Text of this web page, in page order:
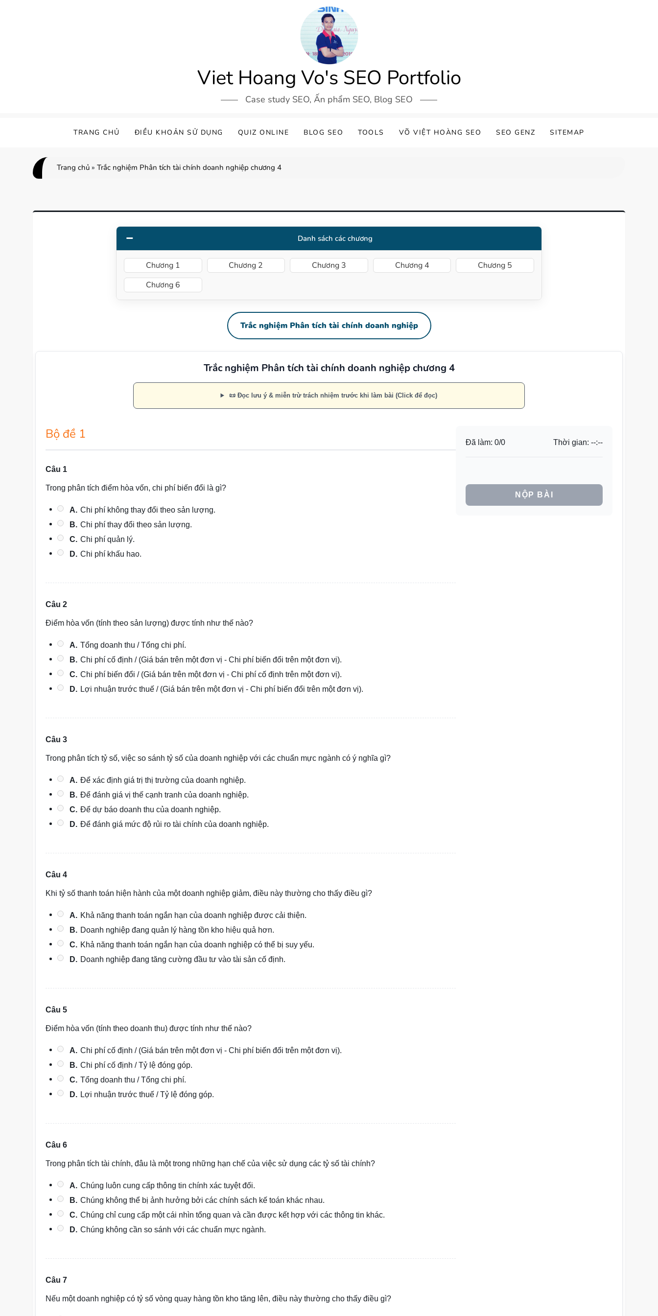
Viet Hoang Vo's SEO Portfolio
Case study SEO, Ấn phẩm SEO, Blog SEO
TRANG CHỦ ĐIỀU KHOẢN SỬ DỤNG QUIZ ONLINE BLOG SEO TOOLS VÕ VIỆT HOÀNG SEO SEO GENZ SITEMAP
Trang chủ »Trắc nghiệm Phân tích tài chính doanh nghiệp chương 4
Danh sách các chương
Chương 1 Chương 2 Chương 3 Chương 4
Chương 5
Chương 6
Trắc nghiệm Phân tích tài chính doanh nghiệp
Trắc nghiệm Phân tích tài chính doanh nghiệp chương 4
📜 Đọc lưu ý & miễn trừ trách nhiệm trước khi làm bài (Click để đọc)
Bộ đề 1
Câu 1
Trong phân tích điểm hòa vốn, chi phí biến đổi là gì?
A. Chi phí không thay đổi theo sản lượng.
B. Chi phí thay đổi theo sản lượng.
C. Chi phí quản lý.
D. Chi phí khấu hao.
Câu 2
Điểm hòa vốn (tính theo sản lượng) được tính như thế nào?
A. Tổng doanh thu / Tổng chi phí.
B. Chi phí cố định / (Giá bán trên một đơn vị - Chi phí biến đổi trên một đơn vị).
C. Chi phí biến đổi / (Giá bán trên một đơn vị - Chi phí cố định trên một đơn vị).
D. Lợi nhuận trước thuế / (Giá bán trên một đơn vị - Chi phí biến đổi trên một đơn vị).
Câu 3
Trong phân tích tỷ số, việc so sánh tỷ số của doanh nghiệp với các chuẩn mực ngành có ý nghĩa gì?
A. Để xác định giá trị thị trường của doanh nghiệp.
B. Để đánh giá vị thế cạnh tranh của doanh nghiệp.
C. Để dự báo doanh thu của doanh nghiệp.
D. Để đánh giá mức độ rủi ro tài chính của doanh nghiệp.
Câu 4
Khi tỷ số thanh toán hiện hành của một doanh nghiệp giảm, điều này thường cho thấy điều gì?
A. Khả năng thanh toán ngắn hạn của doanh nghiệp được cải thiện.
B. Doanh nghiệp đang quản lý hàng tồn kho hiệu quả hơn.
C. Khả năng thanh toán ngắn hạn của doanh nghiệp có thể bị suy yếu.
D. Doanh nghiệp đang tăng cường đầu tư vào tài sản cố định.
Câu 5
Điểm hòa vốn (tính theo doanh thu) được tính như thế nào?
A. Chi phí cố định / (Giá bán trên một đơn vị - Chi phí biến đổi trên một đơn vị).
B. Chi phí cố định / Tỷ lệ đóng góp.
C. Tổng doanh thu / Tổng chi phí.
D. Lợi nhuận trước thuế / Tỷ lệ đóng góp.
Câu 6
Trong phân tích tài chính, đâu là một trong những hạn chế của việc sử dụng các tỷ số tài chính?
A. Chúng luôn cung cấp thông tin chính xác tuyệt đối.
B. Chúng không thể bị ảnh hưởng bởi các chính sách kế toán khác nhau.
C. Chúng chỉ cung cấp một cái nhìn tổng quan và cần được kết hợp với các thông tin khác.
D. Chúng không cần so sánh với các chuẩn mực ngành.
Câu 7
Nếu một doanh nghiệp có tỷ số vòng quay hàng tồn kho tăng lên, điều này thường cho thấy điều gì?
Đã làm:0/0 Thời gian: --:--
NỘP BÀI